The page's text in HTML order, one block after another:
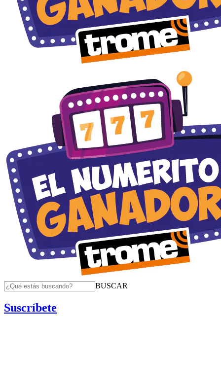
BUSCAR
Suscríbete